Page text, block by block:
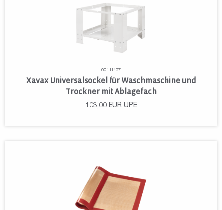
00111437
Xavax Universalsockel für Waschmaschine und
Trockner mit Ablagefach
103,00 EUR UPE